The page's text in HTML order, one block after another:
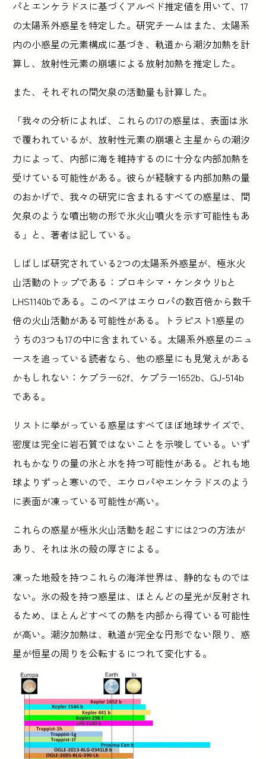
パとエンケラドスに基づくアルベド推定値を用いて、17
の太陽系外惑星を特定した。研究チームはまた、太陽系
内の小惑星の元素構成に基づき、軌道から潮汐加熱を計
算し、放射性元素の崩壊による放射加熱を推定した。
また、それぞれの間欠泉の活動量も計算した。
「我々の分析によれば、これらの17の惑星は、表面は氷
で覆われているが、放射性元素の崩壊と主星からの潮汐
力によって、内部に海を維持するのに十分な内部加熱を
受けている可能性がある。彼らが経験する内部加熱の量
のおかげで、我々の研究に含まれるすべての惑星は、間
欠泉のような噴出物の形で氷火山噴火を示す可能性もあ
る」と、著者は記している。
しばしば研究されている2つの太陽系外惑星が、極氷火
山活動のトップである：プロキシマ・ケンタウリbと
LHS1140bである。このペアはエウロパの数百倍から数千
倍の火山活動がある可能性がある。トラピスト1惑星の
うちの3つも17の中に含まれている。太陽系外惑星のニュ
ースを追っている読者なら、他の惑星にも見覚えがある
かもしれない：ケプラー62f、ケプラー1652b、GJ-514b
である。
リストに挙がっている惑星はすべてほぼ地球サイズで、
密度は完全に岩石質ではないことを示唆している。いず
れもかなりの量の氷と水を持つ可能性がある。どれも地
球よりずっと寒いので、エウロパやエンケラドスのよう
に表面が凍っている可能性が高い。
これらの惑星が極氷火山活動を起こすには2つの方法が
あり、それは氷の殻の厚さによる。
凍った地殻を持つこれらの海洋世界は、静的なものでは
ない。氷の殻を持つ惑星は、ほとんどの星光が反射され
るため、ほとんどすべての熱を内部から得ている可能性
が高い。潮汐加熱は、軌道が完全な円形でない限り、惑
星が恒星の周りを公転するにつれて変化する。